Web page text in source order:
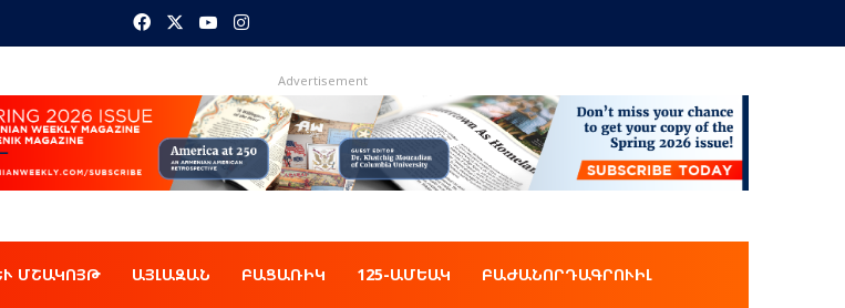
FacebookYouTubeInstagram
Advertisement
ՄՇԱԿՈՅԹ ԱՅԼԱԶԱՆ ԲԱՑԱՌԻԿ 125-ԱՄԵԱԿ ԲԱԺԱՆՈՐԴԱԳՐՈՒԻԼ